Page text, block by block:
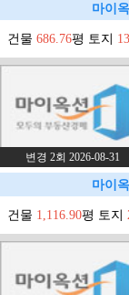
마이
건물 686.76평 토지
변경 2회 2026-08-31
마이
건물 1,116.90평 토지